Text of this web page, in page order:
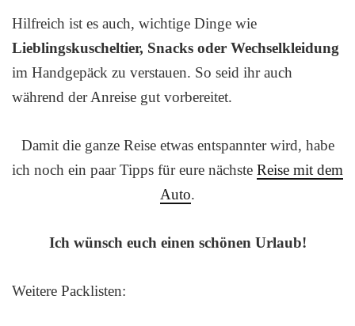
Hilfreich ist es auch, wichtige Dinge wie
Lieblingskuscheltier, Snacks oder Wechselkleidung
im Handgepäck zu verstauen. So seid ihr auch
während der Anreise gut vorbereitet.
Damit die ganze Reise etwas entspannter wird, habe
ich noch ein paar Tipps für eure nächste Reise mit dem
Auto.
Ich wünsch euch einen schönen Urlaub!
Weitere Packlisten: